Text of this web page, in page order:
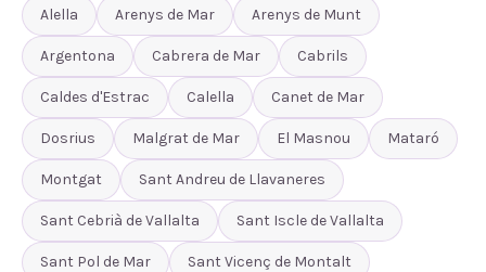
Alella Arenys de Mar Arenys de Munt
Argentona Cabrera de Mar Cabrils
Caldes d'Estrac Calella Canet de Mar
Dosrius Malgrat de Mar El Masnou Mataró
Montgat Sant Andreu de Llavaneres
Sant Cebrià de Vallalta Sant Iscle de Vallalta
Sant Pol de Mar Sant Vicenç de Montalt